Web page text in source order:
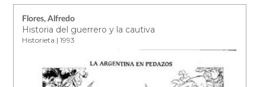
Flores, Alfredo
Historia del guerrero y la cautiva
Historieta | 1993